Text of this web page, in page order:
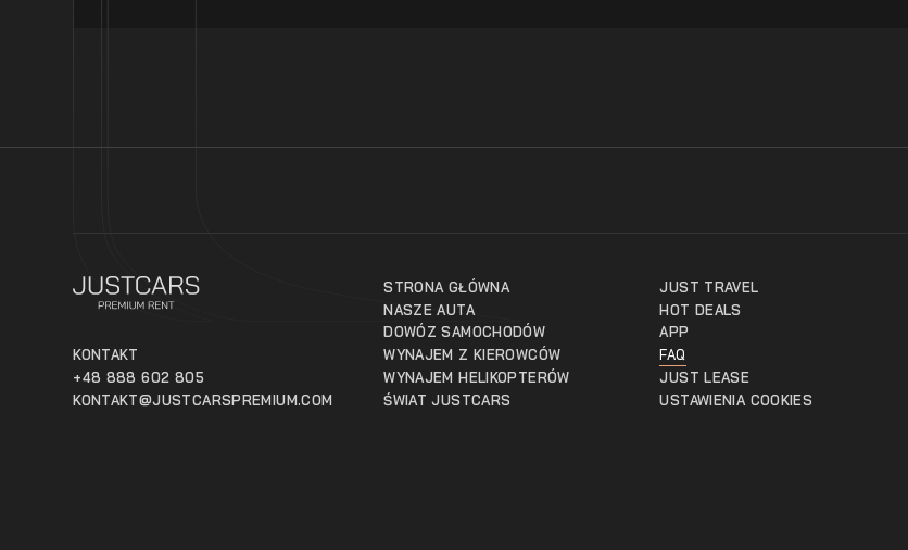
KONTAKT
+48 888 602 805
KONTAKT@JUSTCARSPREMIUM.COM
STRONA GŁÓWNA
NASZE AUTA
DOWÓZ SAMOCHODÓW
WYNAJEM Z KIEROWCÓW
WYNAJEM HELIKOPTERÓW
ŚWIAT JUSTCARS
JUST TRAVEL
HOT DEALS
APP
FAQ
JUST LEASE
USTAWIENIA COOKIES